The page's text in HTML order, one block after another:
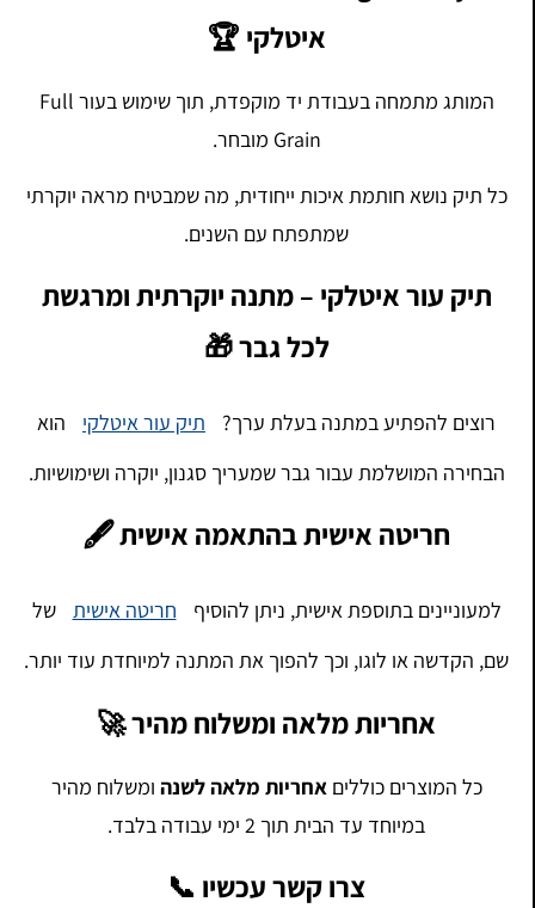
איטלקי 🏆
המותג מתמחה בעבודת יד מוקפדת, תוך שימוש בעור Full
Grain מובחר.
כל תיק נושא חותמת איכות ייחודית, מה שמבטיח מראה יוקרתי
שמתפתח עם השנים.
תיק עור איטלקי – מתנה יוקרתית ומרגשת
לכל גבר 🎁
רוצים להפתיע במתנה בעלת ערך? תיק עור איטלקי
הוא
הבחירה המושלמת עבור גבר שמעריך סגנון, יוקרה ושימושיות.
חריטה אישית בהתאמה אישית 🖋️
למעוניינים בתוספת אישית, ניתן להוסיף חריטה אישית
של
שם, הקדשה או לוגו, וכך להפוך את המתנה למיוחדת עוד יותר.
אחריות מלאה ומשלוח מהיר 🚀
כל המוצרים כוללים אחריות מלאה לשנהומשלוח מהיר
במיוחד עד הבית תוך 2 ימי עבודה בלבד.
צרו קשר עכשיו 📞